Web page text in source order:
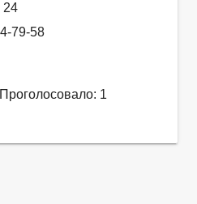
24
79-58
Проголосовало: 1